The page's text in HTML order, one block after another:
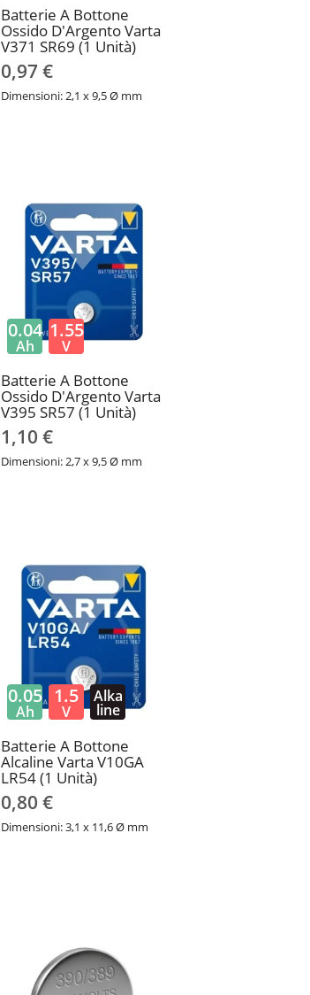
Batterie A Bottone
Ossido D'Argento Varta
V371 SR69 (1 Unità)
0,97 €
Dimensioni: 2,1 x 9,5 Ø mm
Batterie A Bottone
Ossido D'Argento Varta
V395 SR57 (1 Unità)
1,10 €
Dimensioni: 2,7 x 9,5 Ø mm
0.04
Ah
1.55
V
Batterie A Bottone
Alcaline Varta V10GA
LR54 (1 Unità)
0,80 €
Dimensioni: 3,1 x 11,6 Ø mm
0.05
Ah
1.5
V
Alka
line